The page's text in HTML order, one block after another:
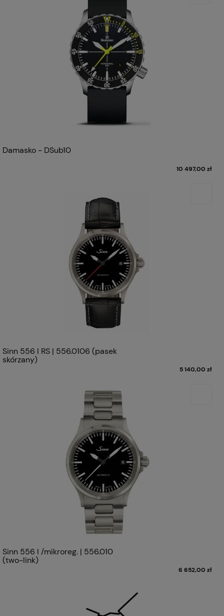
Damasko - DSub10
10 497,00 zł
Sinn 556 I RS | 556.0106 (pasek
skórzany)
5 140,00 zł
Sinn 556 I /mikroreg. | 556.010
(two-link)
6 652,00 zł